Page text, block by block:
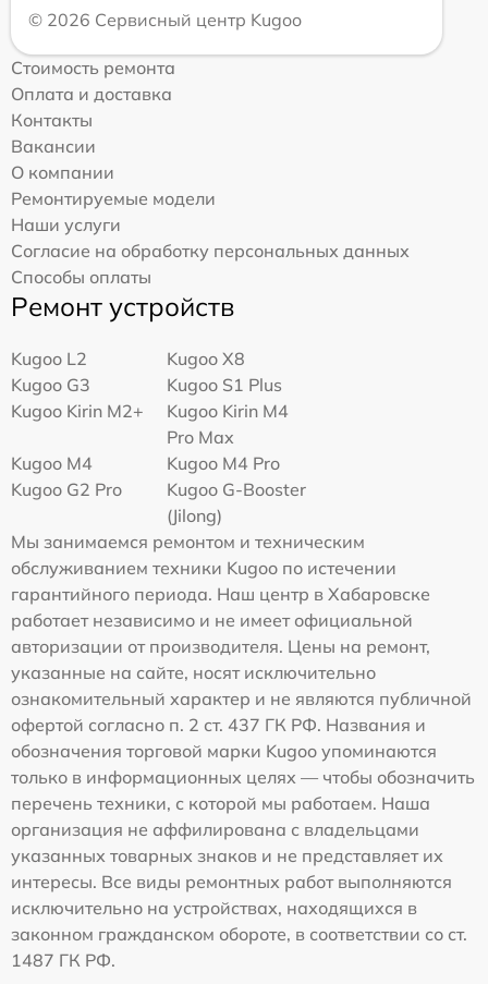
© 2026 Сервисный центр Kugoo
Стоимость ремонта
Оплата и доставка
Контакты
Вакансии
О компании
Ремонтируемые модели
Наши услуги
Согласие на обработку персональных данных
Способы оплаты
Ремонт устройств
Kugoo L2
Kugoo X8
Kugoo G3
Kugoo S1 Plus
Kugoo Kirin M2+
Kugoo Kirin M4
Pro Max
Kugoo M4
Kugoo M4 Pro
Kugoo G2 Pro
Kugoo G-Booster
(Jilong)
Мы занимаемся ремонтом и техническим
обслуживанием техники Kugoo по истечении
гарантийного периода. Наш центр в Хабаровске
работает независимо и не имеет официальной
авторизации от производителя. Цены на ремонт,
указанные на сайте, носят исключительно
ознакомительный характер и не являются публичной
офертой согласно п. 2 ст. 437 ГК РФ. Названия и
обозначения торговой марки Kugoo упоминаются
только в информационных целях — чтобы обозначить
перечень техники, с которой мы работаем. Наша
организация не аффилирована с владельцами
указанных товарных знаков и не представляет их
интересы. Все виды ремонтных работ выполняются
исключительно на устройствах, находящихся в
законном гражданском обороте, в соответствии со ст.
1487 ГК РФ.